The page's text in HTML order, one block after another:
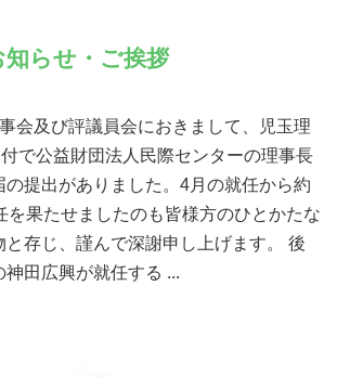
らせ・ご挨拶
会及び評議員会におきまして、児玉理
で公益財団法人民際センターの理事長
の提出がありました。4月の就任から約
を果たせましたのも皆様方のひとかたな
と存じ、謹んで深謝申し上げます。 後
田広興が就任する ...